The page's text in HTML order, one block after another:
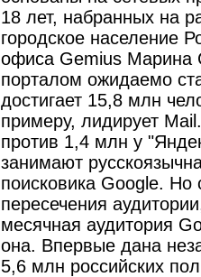
18 лет, набранных на
городское население
офиса Gemius Марина
порталом ожидаемо
достигает 15,8 млн
примеру, лидирует
против 1,4 млн у
занимают
поисковика Google. Но
пересечения
месячная аудитория
она. Впервые дана
5,6 млн российских